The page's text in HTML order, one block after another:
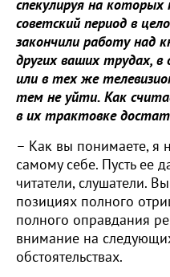
спекулируя на которых
советский период в
закончили работу над
других ваших трудах,
или в тех же
тем не уйти. Как
в их трактовке
– Как вы понимаете, я
самому себе. Пусть ее
читатели, слушатели.
позициях полного
полного оправдания
внимание на
обстоятельствах.